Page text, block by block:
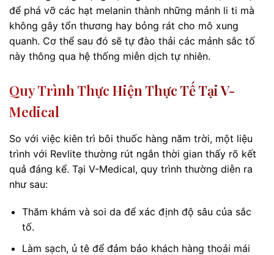
để phá vỡ các hạt melanin thành những mảnh li ti mà
không gây tổn thương hay bỏng rát cho mô xung
quanh. Cơ thể sau đó sẽ tự đào thải các mảnh sắc tố
này thông qua hệ thống miễn dịch tự nhiên.
Quy Trình Thực Hiện Thực Tế Tại V-
Medical
So với việc kiên trì bôi thuốc hàng năm trời, một liệu
trình với Revlite thường rút ngắn thời gian thấy rõ kết
quả đáng kể. Tại V-Medical, quy trình thường diễn ra
như sau:
Thăm khám và soi da để xác định độ sâu của sắc
tố.
Làm sạch, ủ tê để đảm bảo khách hàng thoải mái